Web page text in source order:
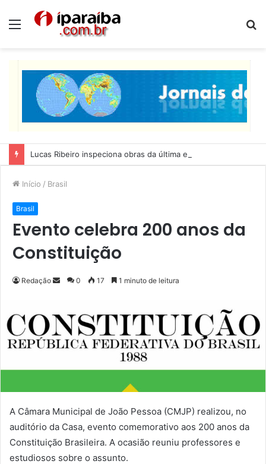
Menu
Início / Brasil
Brasil
Evento celebra 200 anos da
Constituição
Redação
d
e
-
m
a
0 17 1 minuto de leitura
A Câmara Municipal de João Pessoa (CMJP) realizou, no
auditório da Casa, evento comemorativo aos 200 anos da
Constituição Brasileira. A ocasião reuniu professores e
estudiosos sobre o assunto.